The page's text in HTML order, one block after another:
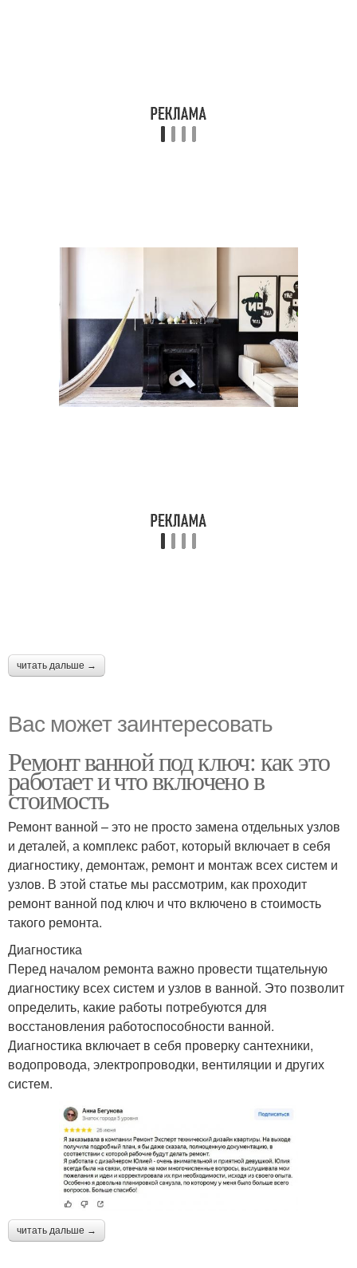
читать дальше →
Вас может заинтересовать
Ремонт ванной под ключ: как это
работает и что включено в
стоимость
Ремонт ванной – это не просто замена отдельных узлов
и деталей, а комплекс работ, который включает в себя
диагностику, демонтаж, ремонт и монтаж всех систем и
узлов. В этой статье мы рассмотрим, как проходит
ремонт ванной под ключ и что включено в стоимость
такого ремонта.
Диагностика
Перед началом ремонта важно провести тщательную
диагностику всех систем и узлов в ванной. Это позволит
определить, какие работы потребуются для
восстановления работоспособности ванной.
Диагностика включает в себя проверку сантехники,
водопровода, электропроводки, вентиляции и других
систем.
читать дальше →